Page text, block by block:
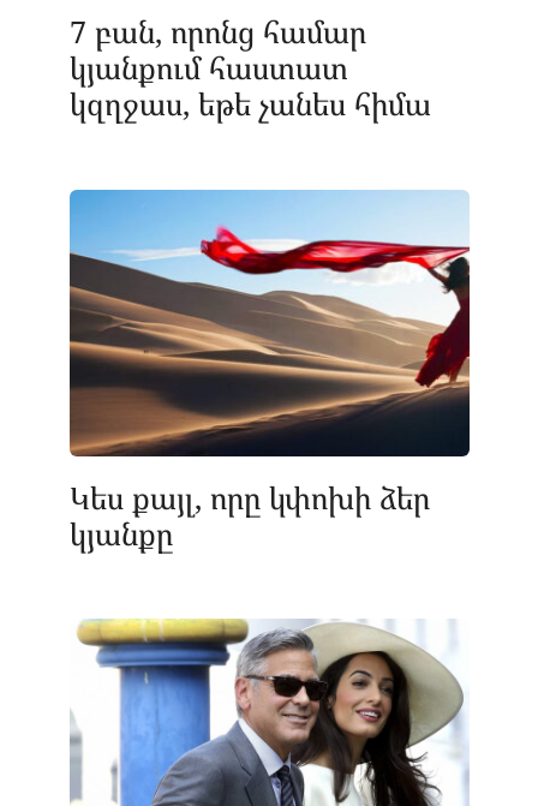
7 բան, որոնց համար
կյանքում հաստատ
կզղջաս, եթե չանես հիմա
Կես քայլ, որը կփոխի ձեր
կյանքը